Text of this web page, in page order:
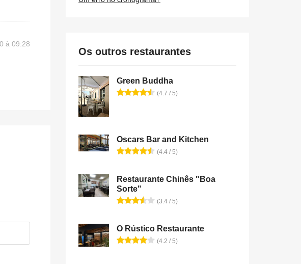
à 09:28
Os outros restaurantes
Green Buddha
(4.7 / 5)
Oscars Bar and Kitchen
(4.4 / 5)
Restaurante Chinês "Boa
Sorte"
(3.4 / 5)
O Rústico Restaurante
(4.2 / 5)